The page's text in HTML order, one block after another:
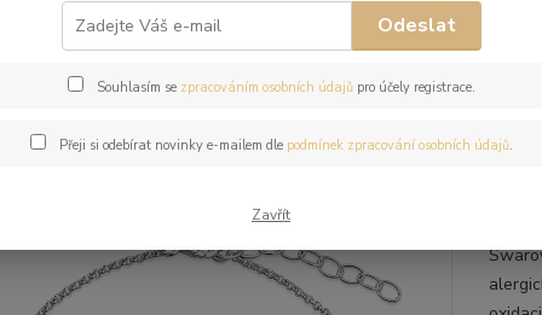
perlový náramek s perlami
Odeslat
Souhlasím se zpracováním osobních údajůpro účely registrace.
Přeji si odebírat novinky e-mailem dle podmínek zpracování osobních údajů.
Zavřít